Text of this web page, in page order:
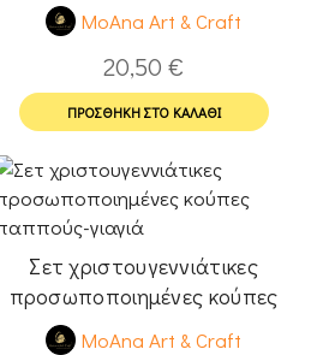
MoAna Art & Craft
20,50€
ΠΡΟΣΘΉΚΗ ΣΤΟ ΚΑΛΆΘΙ
Σετ χριστουγεννιάτικες
προσωποποιημένες κούπες
παππούς-γιαγιά
MoAna Art & Craft